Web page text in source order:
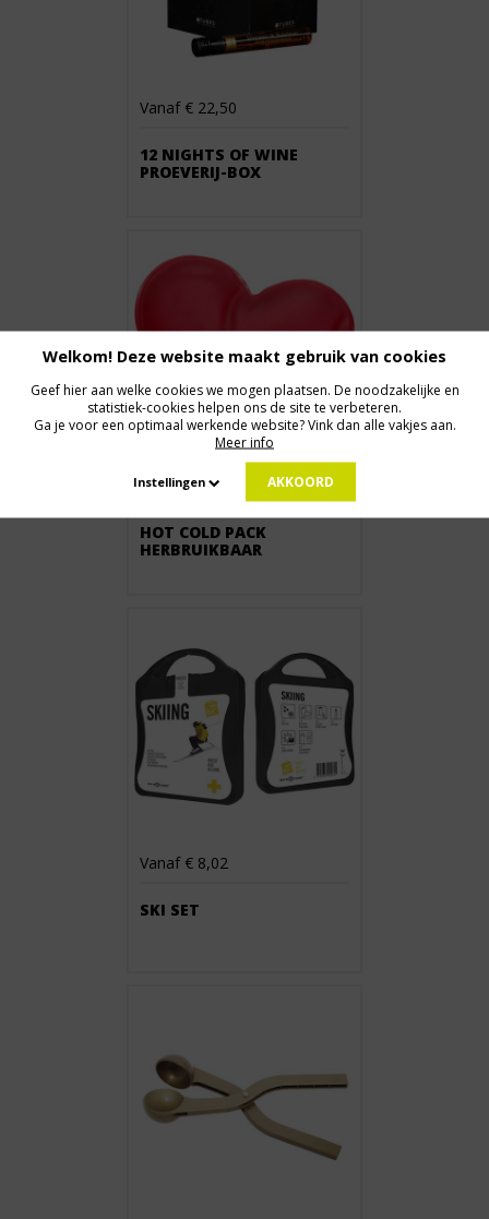
Vanaf € 22,50
12 NIGHTS OF WINE
PROEVERIJ-BOX
Vanaf € 1,29
HOT COLD PACK
HERBRUIKBAAR
Vanaf € 8,02
SKI SET
Welkom! Deze website maakt gebruik van cookies
Geef hier aan welke cookies we mogen plaatsen. De noodzakelijke en
statistiek-cookies helpen ons de site te verbeteren.
Ga je voor een optimaal werkende website? Vink dan alle vakjes aan.
Meer info
Instellingen AKKOORD